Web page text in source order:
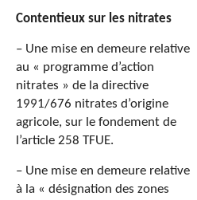
Contentieux sur les nitrates
– Une mise en demeure relative
au « programme d’action
nitrates » de la directive
1991/676 nitrates d’origine
agricole, sur le fondement de
l’article 258 TFUE.
– Une mise en demeure relative
à la « désignation des zones